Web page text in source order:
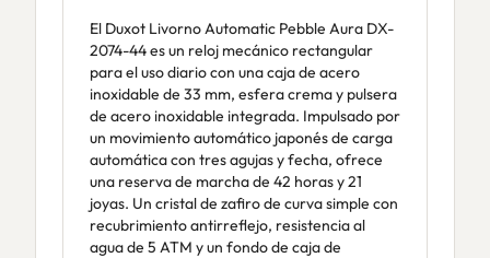
El Duxot Livorno Automatic Pebble Aura DX-
2074-44 es un reloj mecánico rectangular
para el uso diario con una caja de acero
inoxidable de 33 mm, esfera crema y pulsera
de acero inoxidable integrada. Impulsado por
un movimiento automático japonés de carga
automática con tres agujas y fecha, ofrece
una reserva de marcha de 42 horas y 21
joyas. Un cristal de zafiro de curva simple con
recubrimiento antirreflejo, resistencia al
agua de 5 ATM y un fondo de caja de